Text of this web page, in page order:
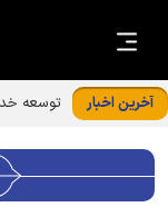
آخرین اخبار